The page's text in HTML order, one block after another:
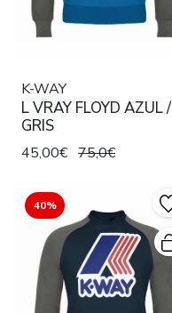
K-WAY
L VRAY FLOYD AZUL /
GRIS
45,00€ 75,0€
40%